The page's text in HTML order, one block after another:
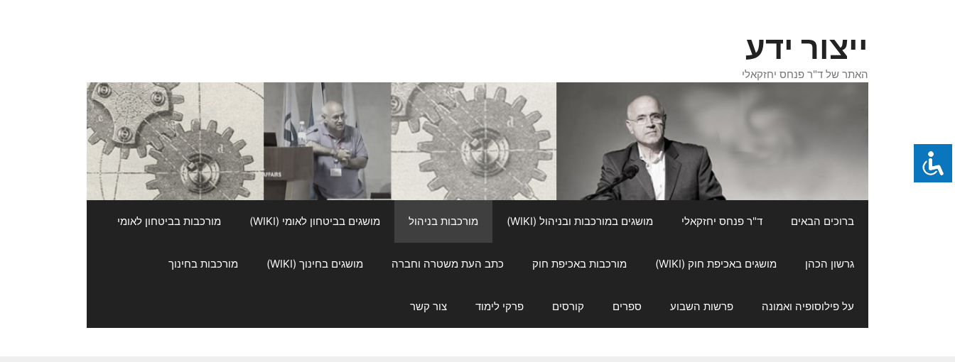
ייצור ידע
האתר של ד"ר פנחס יחזקאלי
ברוכים הבאים ד"ר פנחס יחזקאלי מושגים במורכבות ובניהול (WIKI) מורכבות בניהול מושגים בביטחון לאומי (WIKI) מורכבות בביטחון לאומי
גרשון הכהן מושגים באכיפת חוק (WIKI) מורכבות באכיפת חוק כתב העת משטרה וחברה מושגים בחינוך (WIKI) מורכבות בחינוך
על פילוסופיה ואמונה פרשות השבוע ספרים קורסים פרקי לימוד צור קשר